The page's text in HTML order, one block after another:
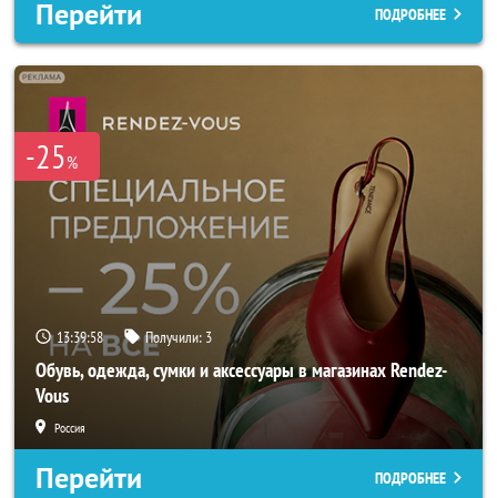
Перейти ПОДРОБНЕЕ
-25%
13:39:56 Получили: 3
Обувь, одежда, сумки и аксессуары в магазинах Rendez-
Vous
Россия
Перейти ПОДРОБНЕЕ